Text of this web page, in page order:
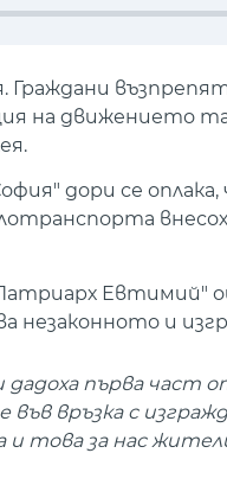
Граждани
на движението
дори се
Евтимий"
незаконното и
първа част
във връзка с
това за нас